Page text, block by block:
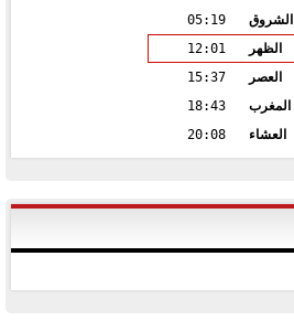
الشروق
05:19
الظهر
12:01
العصر
15:37
المغرب
18:43
العشاء
20:08